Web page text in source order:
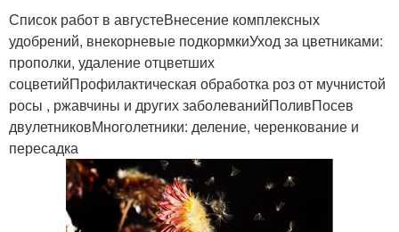
Список работ в августеВнесение комплексных
удобрений, внекорневые подкормкиУход за цветниками:
прополки, удаление отцветших
соцветийПрофилактическая обработка роз от мучнистой
росы , ржавчины и других заболеванийПоливПосев
двулетниковМноголетники: деление, черенкование и
пересадка